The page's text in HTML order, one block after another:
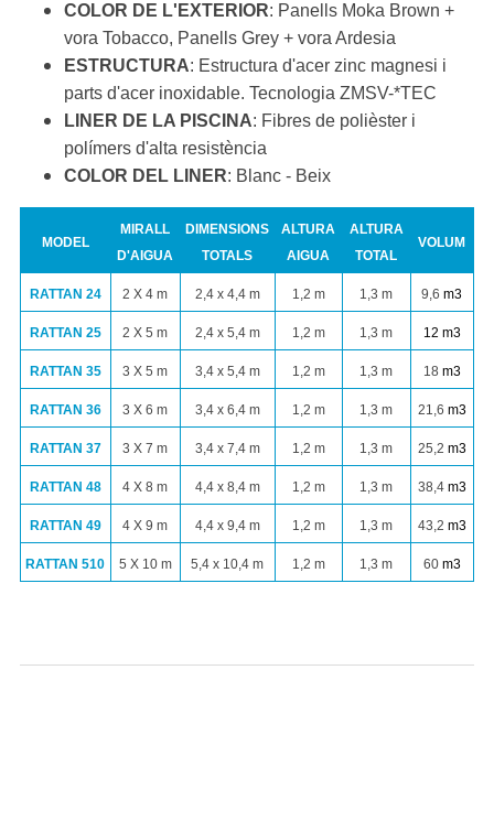
COLOR DE L'EXTERIOR: Panells Moka Brown +
vora Tobacco, Panells Grey + vora Ardesia
ESTRUCTURA: Estructura d'acer zinc magnesi i
parts d'acer inoxidable. Tecnologia ZMSV-*TEC
LINER DE LA PISCINA: Fibres de polièster i
polímers d'alta resistència
COLOR DEL LINER: Blanc - Beix
MODEL
MIRALL
D'AIGUA
DIMENSIONS
TOTALS
ALTURA
AIGUA
ALTURA
TOTAL
VOLUM
RATTAN 24 2 X 4 m 2,4 x 4,4 m 1,2 m 1,3 m 9,6m3
RATTAN 25 2 X 5 m 2,4 x 5,4 m 1,2 m 1,3 m 12 m3
RATTAN 35 3 X 5 m 3,4 x 5,4 m 1,2 m 1,3 m 18 m3
RATTAN 36 3 X 6 m 3,4 x 6,4 m 1,2 m 1,3 m 21,6 m3
RATTAN 37 3 X 7 m 3,4 x 7,4 m 1,2 m 1,3 m 25,2 m3
RATTAN 48 4 X 8 m 4,4 x 8,4 m 1,2 m 1,3 m 38,4 m3
RATTAN 49 4 X 9 m 4,4 x 9,4 m 1,2 m 1,3 m 43,2 m3
RATTAN 510 5 X 10 m 5,4 x 10,4 m 1,2 m 1,3 m 60 m3